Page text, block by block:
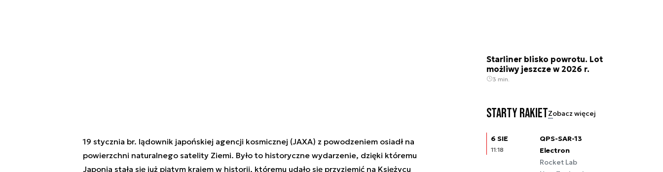
19 stycznia br. lądownik japońskiej agencji kosmicznej (JAXA) z powodzeniem osiadł na
powierzchni naturalnego satelity Ziemi. Było to historyczne wydarzenie, dzięki któremu
Japonia stała się już piątym krajem w historii, któremu udało się przyziemić na Księżycu
Starliner blisko powrotu. Lot
możliwy jeszcze w 2026 r.
3 min.
Starty rakietZobacz więcej
6 SIE
11:18
QPS-SAR-13
Electron
Rocket Lab